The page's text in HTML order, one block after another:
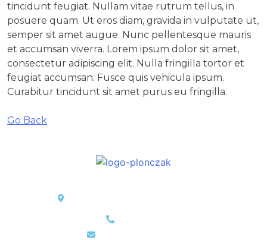
tincidunt feugiat. Nullam vitae rutrum tellus, in
posuere quam. Ut eros diam, gravida in vulputate ut,
semper sit amet augue. Nunc pellentesque mauris
et accumsan viverra. Lorem ipsum dolor sit amet,
consectetur adipiscing elit. Nulla fringilla tortor et
feugiat accumsan. Fusce quis vehicula ipsum.
Curabitur tincidunt sit amet purus eu fringilla.
Go Back